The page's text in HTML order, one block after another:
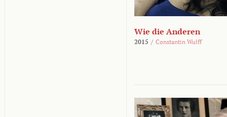
Wie die Anderen
2015 / Constantin Wulff